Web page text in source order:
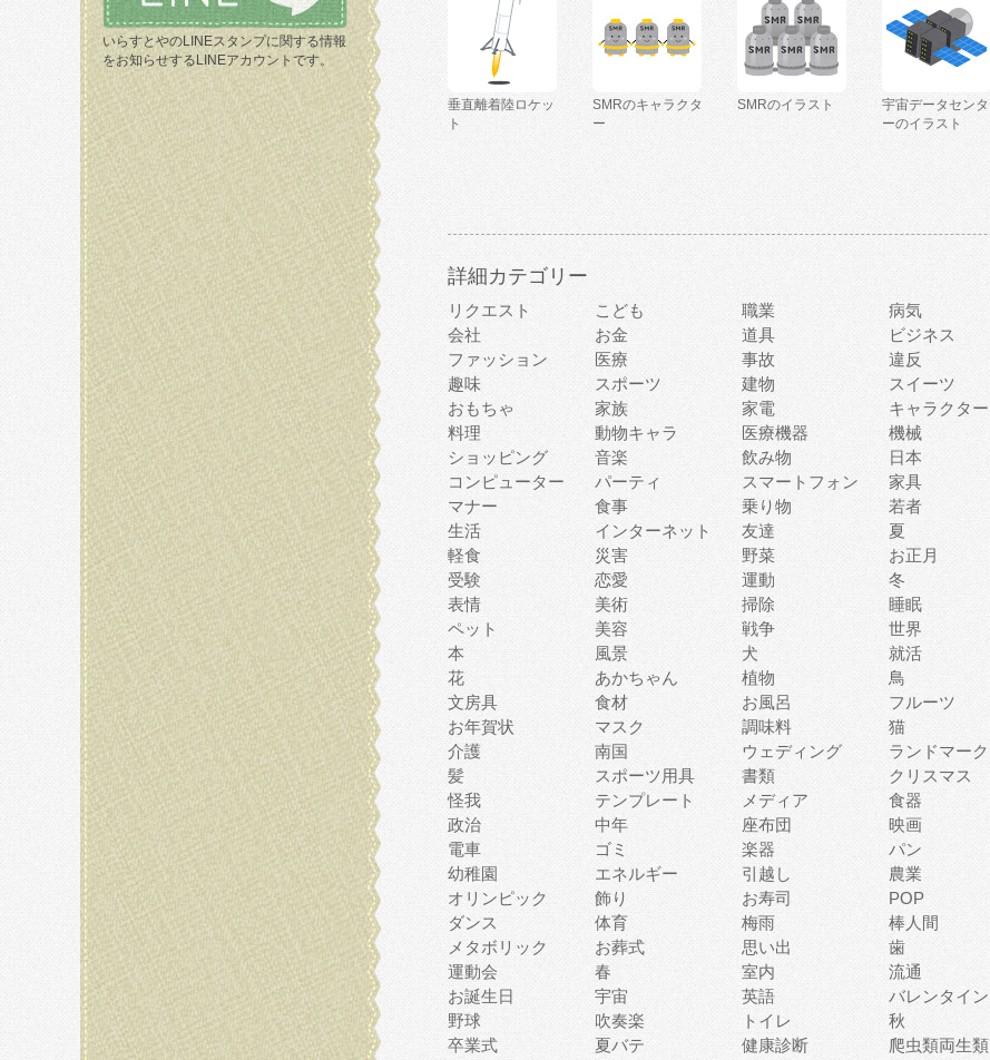
いらすとやのLINEスタンプに関する情報
をお知らせするLINEアカウントです。
垂直離着陸ロケッ
ト
SMRのキャラクタ
ー
SMRのイラスト
宇宙データセンタ
ーのイラスト
詳細カテゴリー
リクエスト こども 職業 病気
会社
お金 道具 ビジネス
ファッション
医療 事故 違反
趣味
スポーツ 建物 スイーツ
おもちゃ
家族 家電 キャラクター
料理
動物キャラ 医療機器 機械
ショッピング
音楽 飲み物 日本
コンピューター
パーティ スマートフォン 家具
マナー
食事 乗り物 若者
生活
インターネット 友達 夏
軽食
災害 野菜 お正月
受験
恋愛 運動 冬
表情
美術 掃除 睡眠
ペット
美容 戦争 世界
本
風景 犬 就活
花
あかちゃん 植物 鳥
文房具
食材 お風呂 フルーツ
お年賀状
マスク 調味料 猫
介護
南国 ウェディング ランドマーク
髪
スポーツ用具 書類 クリスマス
怪我
テンプレート メディア 食器
政治
中年 座布団 映画
電車
ゴミ 楽器 パン
幼稚園
エネルギー 引越し 農業
オリンピック
飾り お寿司 POP
ダンス
体育 梅雨 棒人間
メタボリック
お葬式 思い出 歯
運動会
春 室内 流通
お誕生日
宇宙 英語 バレンタイン
野球
吹奏楽 トイレ 秋
卒業式
夏バテ 健康診断 爬虫類両生類